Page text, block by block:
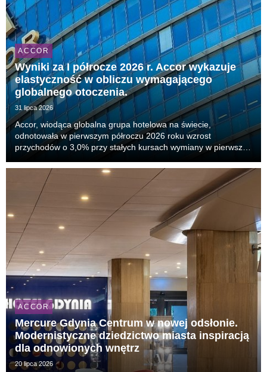
ACCOR
Wyniki za I półrocze 2026 r. Accor wykazuje
elastyczność w obliczu wymagającego
globalnego otoczenia.
31 lipca 2026
Accor, wiodąca globalna grupa hotelowa na świecie,
odnotowała w pierwszym półroczu 2026 roku wzrost
przychodów o 3,0% przy stałych kursach wymiany w pierwszej
wskaźnika EBITDA o 6,5%. Kluczowy wskaźnik RevPAR
(przychód na...
ACCOR
Mercure Gdynia Centrum w nowej odsłonie.
Modernistyczne dziedzictwo miasta inspiracją
dla odnowionych wnętrz
20 lipca 2026